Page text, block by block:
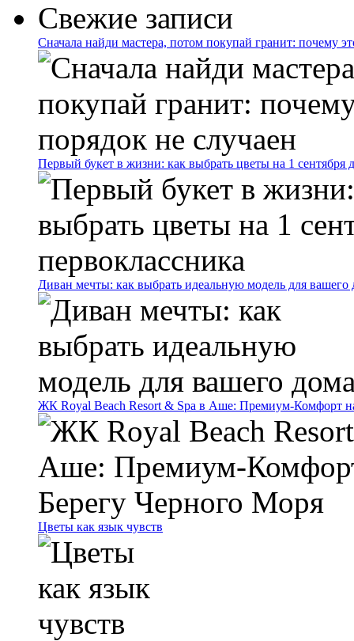
Свежие записи
Сначала найди мастера, потом покупай гранит: почему
Первый букет в жизни: как выбрать цветы на 1 сентября
Диван мечты: как выбрать идеальную модель для вашего
ЖК Royal Beach Resort & Spa в Аше: Премиум-Комфорт
Цветы как язык чувств